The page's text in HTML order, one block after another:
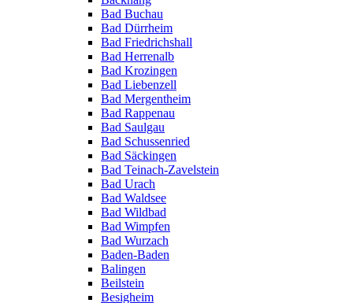
Bad Buchau
Bad Dürrheim
Bad Friedrichshall
Bad Herrenalb
Bad Krozingen
Bad Liebenzell
Bad Mergentheim
Bad Rappenau
Bad Saulgau
Bad Schussenried
Bad Säckingen
Bad Teinach-Zavelstein
Bad Urach
Bad Waldsee
Bad Wildbad
Bad Wimpfen
Bad Wurzach
Baden-Baden
Balingen
Beilstein
Besigheim